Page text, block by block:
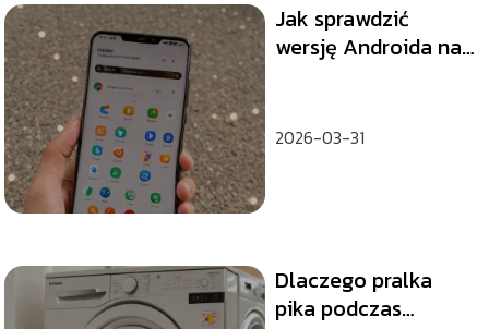
Jak sprawdzić
wersję Androida na
2026-03-31
Dlaczego pralka
pika podczas